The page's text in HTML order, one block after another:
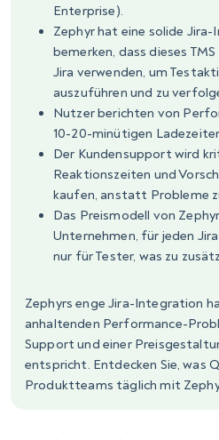
Enterprise).
Zephyr hat eine solide
bemerken, dass dieses
Jira verwenden, um
auszuführen und zu
Nutzer berichten von
10-20-minütigen
Der Kundensupport wird
Reaktionszeiten und
kaufen, anstatt Probleme
Das Preismodell von
Unternehmen, für jeden
nur für Tester, was zu
Zephyrs enge Jira-Integration
anhaltenden Performance-
Support und einer
entspricht. Entdecken Sie, was
Produktteams täglich mit